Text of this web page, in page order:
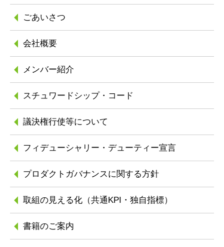
ごあいさつ
会社概要
メンバー紹介
スチュワードシップ・コード
議決権行使等について
フィデューシャリー ・デューティー宣言
プロダクトガバナンスに関する方針
取組の見える化 （共通KPI・独自指標）
書籍のご案内